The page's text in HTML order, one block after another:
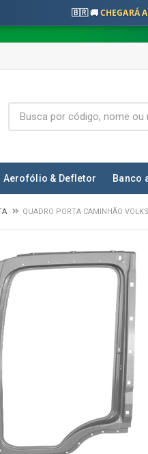
🇧🇷 🚚CHEGARÁ
Aerofólio & Defletor Banco
QUADRO PORTA CAMINHÃO